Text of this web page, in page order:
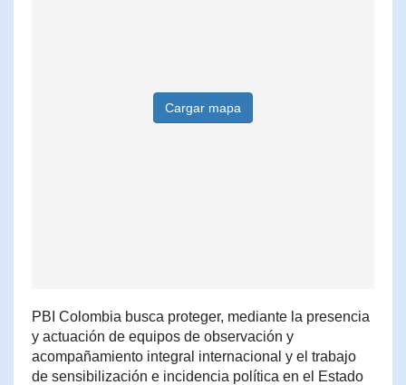
Cargar mapa
PBI Colombia busca proteger, mediante la presencia
y actuación de equipos de observación y
acompañamiento integral internacional y el trabajo
de sensibilización e incidencia política en el Estado